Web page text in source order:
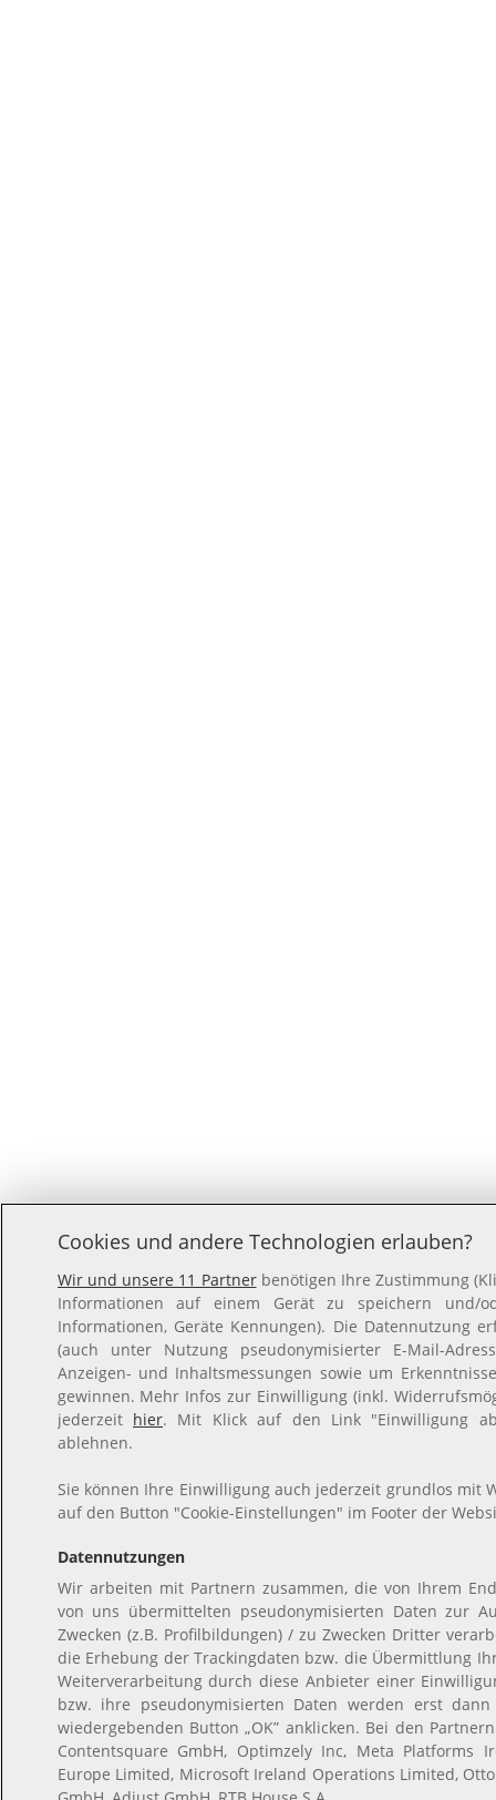
Cookies und andere Technologien erlauben?
Wir und unsere 11 Partnerbenötigen Ihre Zustimmung
Informationen auf einem Gerät zu speichern und/
Informationen, Geräte Kennungen). Die Datennutzung
(auch unter Nutzung pseudonymisierter E-Mail-
Anzeigen- und Inhaltsmessungen sowie um
gewinnen. Mehr Infos zur Einwilligung (inkl.
jederzeit hier. Mit Klick auf den Link "Einwilligung
ablehnen.
Sie können Ihre Einwilligung auch jederzeit grundlos mit
auf den Button "Cookie-Einstellungen" im Footer der
Datennutzungen
Wir arbeiten mit Partnern zusammen, die von Ihrem
von uns übermittelten pseudonymisierten Daten zur
Zwecken (z.B. Profilbildungen) / zu Zwecken Dritter
die Erhebung der Trackingdaten bzw. die Übermittlung
Weiterverarbeitung durch diese Anbieter einer
bzw. ihre pseudonymisierten Daten werden erst
wiedergebenden Button „OK” anklicken. Bei den
Contentsquare GmbH, Optimzely Inc, Meta Platforms
Europe Limited, Microsoft Ireland Operations Limited,